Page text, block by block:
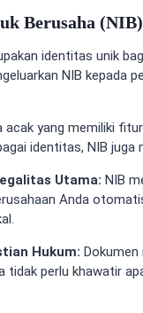
Berusaha (NIB)
identitas unik
NIB kepada
acak yang memiliki
identitas, NIB
Utama: NIB
Anda
Hukum: Dokumen
tidak perlu khawatir